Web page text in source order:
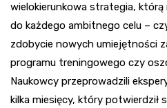
wielokierunkowa strategia,
do każdego ambitnego celu –
zdobycie nowych umiejętności
programu treningowego czy
Naukowcy przeprowadzili
kilka miesięcy, który